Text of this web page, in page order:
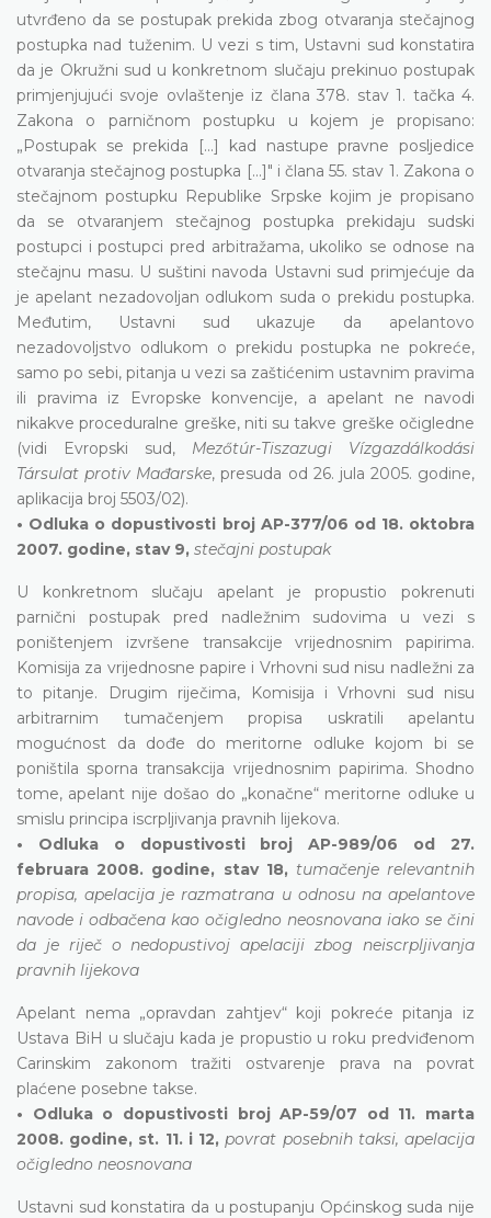
utvrđeno da se postupak prekida zbog otvaranja stečajnog
postupka nad tuženim. U vezi s tim, Ustavni sud konstatira
da je Okružni sud u konkretnom slučaju prekinuo postupak
primjenjujući svoje ovlaštenje iz člana 378. stav 1. tačka 4.
Zakona o parničnom postupku u kojem je propisano:
„Postupak se prekida [...] kad nastupe pravne posljedice
otvaranja stečajnog postupka [...]" i člana 55. stav 1. Zakona o
stečajnom postupku Republike Srpske kojim je propisano
da se otvaranjem stečajnog postupka prekidaju sudski
postupci i postupci pred arbitražama, ukoliko se odnose na
stečajnu masu. U suštini navoda Ustavni sud primjećuje da
je apelant nezadovoljan odlukom suda o prekidu postupka.
Međutim, Ustavni sud ukazuje da apelantovo
nezadovoljstvo odlukom o prekidu postupka ne pokreće,
samo po sebi, pitanja u vezi sa zaštićenim ustavnim pravima
ili pravima iz Evropske konvencije, a apelant ne navodi
nikakve proceduralne greške, niti su takve greške očigledne
(vidi Evropski sud, Mezőtúr-Tiszazugi Vízgazdálkodási
Társulat protiv Mađarske, presuda od 26. jula 2005. godine,
aplikacija broj 5503/02).
• Odluka o dopustivosti broj AP-377/06 od 18. oktobra
2007. godine, stav 9, stečajni postupak
U konkretnom slučaju apelant je propustio pokrenuti
parnični postupak pred nadležnim sudovima u vezi s
poništenjem izvršene transakcije vrijednosnim papirima.
Komisija za vrijednosne papire i Vrhovni sud nisu nadležni za
to pitanje. Drugim riječima, Komisija i Vrhovni sud nisu
arbitrarnim tumačenjem propisa uskratili apelantu
mogućnost da dođe do meritorne odluke kojom bi se
poništila sporna transakcija vrijednosnim papirima. Shodno
tome, apelant nije došao do „konačne“ meritorne odluke u
smislu principa iscrpljivanja pravnih lijekova.
• Odluka o dopustivosti broj AP-989/06 od 27.
februara 2008. godine, stav 18, tumačenje relevantnih
propisa, apelacija je razmatrana u odnosu na apelantove
navode i odbačena kao očigledno neosnovana iako se čini
da je riječ o nedopustivoj apelaciji zbog neiscrpljivanja
pravnih lijekova
Apelant nema „opravdan zahtjev“ koji pokreće pitanja iz
Ustava BiH u slučaju kada je propustio u roku predviđenom
Carinskim zakonom tražiti ostvarenje prava na povrat
plaćene posebne takse.
• Odluka o dopustivosti broj AP-59/07 od 11. marta
2008. godine, st. 11. i 12,povrat posebnih taksi, apelacija
očigledno neosnovana
Ustavni sud konstatira da u postupanju Općinskog suda nije